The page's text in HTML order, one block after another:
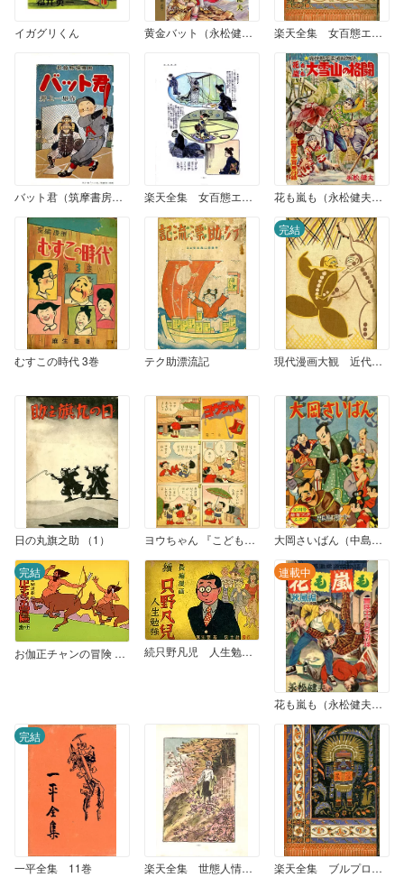
イガグリくん 黄金バット（永松健夫・明々社版） 上巻（1） 楽天全集 女百態エログロ漫画集 （1）
バット君（筑摩書房版） 楽天全集 女百態エログロ漫画集 （2） 花も嵐も（永松健夫版） 大雪山の格闘
むすこの時代 3巻 テク助漂流記
完結
現代漫画大観 近代日本漫画集
日の丸旗之助 （1） ヨウちゃん 『こどもクラブ』1953年6月号 大岡さいばん（中島菊夫版） 『幼年ブック』1953年10月号付録
完結
お伽正チャンの冒険 5巻 続只野凡児 人生勉強（沃土社版）
連載中
花も嵐も（永松健夫版） 秋風編
完結
一平全集 11巻 楽天全集 世態人情風俗漫画集 (2) 楽天全集 ブルプロ漫画集 （1）